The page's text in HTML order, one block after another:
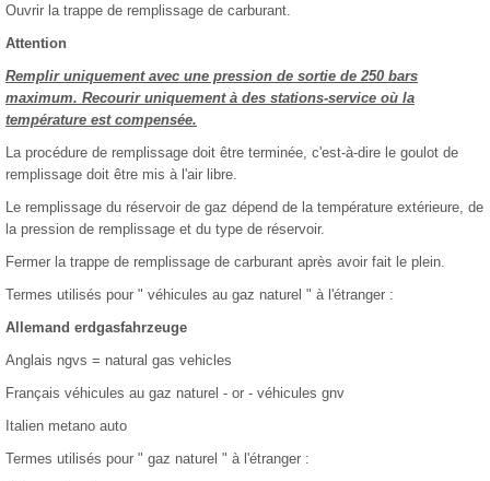
Ouvrir la trappe de remplissage de carburant.
Attention
Remplir uniquement avec une pression de sortie de 250 bars
maximum. Recourir uniquement à des stations-service où la
température est compensée.
La procédure de remplissage doit être terminée, c'est-à-dire le goulot de
remplissage doit être mis à l'air libre.
Le remplissage du réservoir de gaz dépend de la température extérieure, de
la pression de remplissage et du type de réservoir.
Fermer la trappe de remplissage de carburant après avoir fait le plein.
Termes utilisés pour " véhicules au gaz naturel " à l'étranger :
Allemand erdgasfahrzeuge
Anglais ngvs = natural gas vehicles
Français véhicules au gaz naturel - or - véhicules gnv
Italien metano auto
Termes utilisés pour " gaz naturel " à l'étranger :